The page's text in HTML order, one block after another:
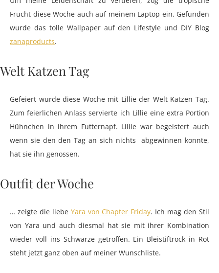
Frucht diese Woche auch auf meinem Laptop ein. Gefunden
wurde das tolle Wallpaper auf den Lifestyle und DIY Blog
zanaproducts.
Welt Katzen Tag
Gefeiert wurde diese Woche mit Lillie der Welt Katzen Tag.
Zum feierlichen Anlass servierte ich Lillie eine extra Portion
Hühnchen in ihrem Futternapf. Lillie war begeistert auch
wenn sie den den Tag an sich nichts abgewinnen konnte,
hat sie ihn genossen.
Outfit der Woche
… zeigte die liebe Yara von Chapter Friday. Ich mag den Stil
von Yara und auch diesmal hat sie mit ihrer Kombination
wieder voll ins Schwarze getroffen. Ein Bleistiftrock in Rot
steht jetzt ganz oben auf meiner Wunschliste.